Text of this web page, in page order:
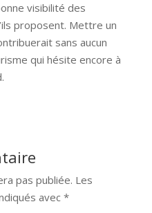
visibilité des
proposent. Mettre un
sans aucun
qui hésite encore à
pas publiée. Les
avec *